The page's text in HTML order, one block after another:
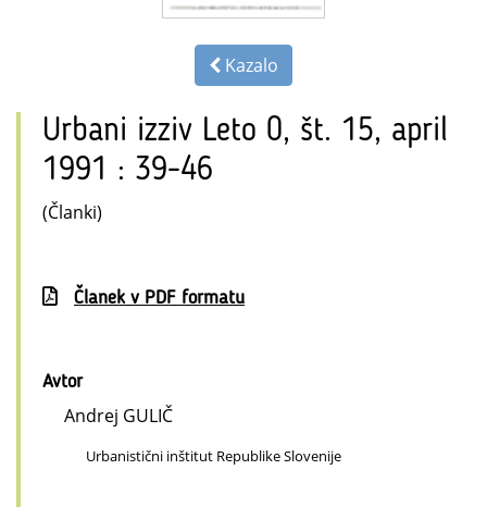
Kazalo
Urbani izziv Leto 0, št. 15, april
1991 : 39-46
(Članki)
Članek v PDF formatu
Avtor
Andrej GULIČ
Urbanistični inštitut Republike Slovenije